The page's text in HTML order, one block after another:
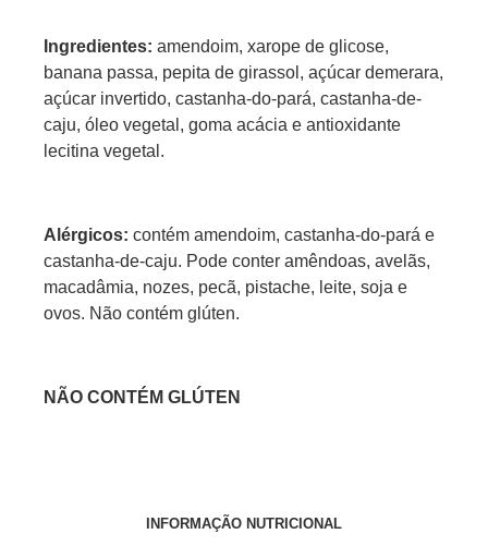
Ingredientes: amendoim, xarope de glicose,
banana passa, pepita de girassol, açúcar demerara,
açúcar invertido, castanha-do-pará, castanha-de-
caju, óleo vegetal, goma acácia e antioxidante
lecitina vegetal.
Alérgicos: contém amendoim, castanha-do-pará e
castanha-de-caju. Pode conter amêndoas, avelãs,
macadâmia, nozes, pecã, pistache, leite, soja e
ovos. Não contém glúten.
NÃO CONTÉM GLÚTEN
INFORMAÇÃO NUTRICIONAL